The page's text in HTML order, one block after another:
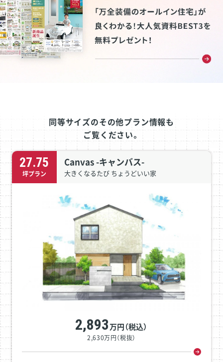
同等サイズのその他プラン情報も
ご覧ください。
27.75
坪プラン
Canvas -キャンバス-
大きくなるたび ちょうどいい家
2,893万円（税込）
2,630万円（税抜）